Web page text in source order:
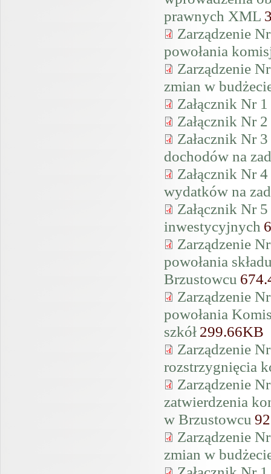
prawnych XML
Zarządzenie
powołania
Zarządzenie
zmian w
Załącznik Nr
Załącznik Nr
Załacznik Nr
dochodów na
Załącznik Nr
wydatków na
Załącznik Nr
inwestycyjnych
Zarządzenie
powołania
Brzustowcu
Zarządzenie
powołania
szkół 299.66KB
Zarządzenie
rozstrzygnięcia
Zarządzenie
zatwierdzenia
w Brzustowcu
Zarządzenie
zmian w